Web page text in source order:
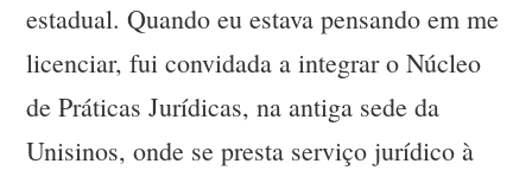
estadual. Quando eu estava pensando em me
licenciar, fui convidada a integrar o Núcleo
de Práticas Jurídicas, na antiga sede da
Unisinos, onde se presta serviço jurídico à